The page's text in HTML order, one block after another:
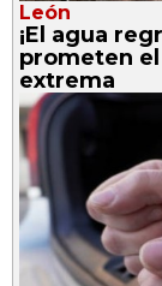
León
¡El agua
prometen
extrema